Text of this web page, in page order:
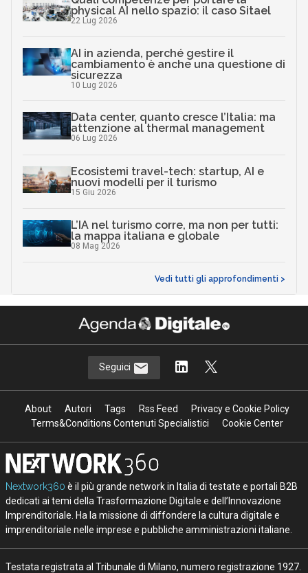
physical AI nello spazio: il caso Sitael
22 Lug 2026
AI in azienda, perché gestire il
cambiamento è anche una questione di
sicurezza
10 Lug 2026
Data center, quanto cresce l’Italia: ma
attenzione al thermal management
06 Lug 2026
Ecosistemi travel-tech: startup, AI e
nuovi modelli per il turismo
15 Giu 2026
L’IA nel turismo corre, ma non per tutti:
la mappa italiana e globale
08 Mag 2026
Vedi tutti gli approfondimenti >
Seguici
About Autori Tags Rss Feed
Privacy e Cookie Policy
Terms&Conditions Contenuti Specialistici
Cookie Center
Nextwork360 è il più grande network in Italia di testate e portali B2B
dedicati ai temi della Trasformazione Digitale e dell’Innovazione
Imprenditoriale. Ha la missione di diffondere la cultura digitale e
imprenditoriale nelle imprese e pubbliche amministrazioni italiane.
Testata registrata al Tribunale di Milano, numero registrazione 1927.